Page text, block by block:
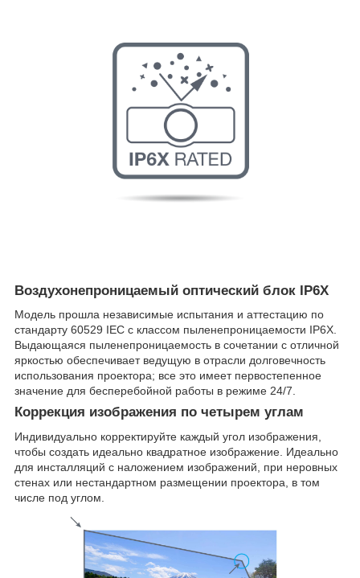
Воздухонепроницаемый оптический блок IP6X
Модель прошла независимые испытания и аттестацию по
стандарту 60529 IEC с классом пыленепроницаемости IP6X.
Выдающаяся пыленепроницаемость в сочетании с отличной
яркостью обеспечивает ведущую в отрасли долговечность
использования проектора; все это имеет первостепенное
значение для бесперебойной работы в режиме 24/7.
Коррекция изображения по четырем углам
Индивидуально корректируйте каждый угол изображения,
чтобы создать идеально квадратное изображение. Идеально
для инсталляций с наложением изображений, при неровных
стенах или нестандартном размещении проектора, в том
числе под углом.